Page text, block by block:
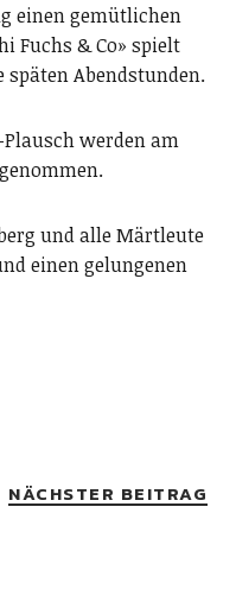
einen gemütlichen
Fuchs & Co» spielt
Abendstunden.
werden am
und alle Märtleute
einen gelungenen
NÄCHSTER BEITRAG